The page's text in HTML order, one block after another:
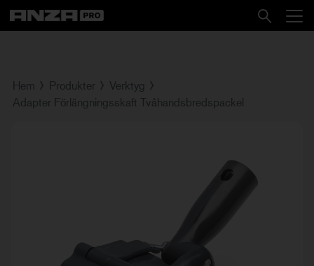
Hem Produkter
Verktyg
Adapter Förlängningsskaft Tvåhandsbredspackel